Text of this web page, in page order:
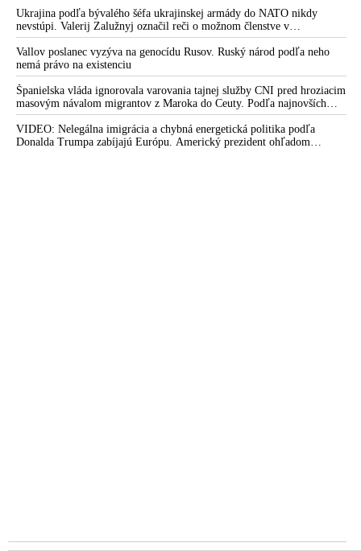
vládlo PS, Šimečka & spol.
Ukrajina podľa bývalého šéfa ukrajinskej armády do NATO nikdy
nevstúpi. Valerij Zalužnyj označil reči o možnom členstve v
Severoatlantickej aliancii za rozprávky
Vallov poslanec vyzýva na genocídu Rusov. Ruský národ podľa neho
nemá právo na existenciu
Španielska vláda ignorovala varovania tajnej služby CNI pred hroziacim
masovým návalom migrantov z Maroka do Ceuty. Podľa najnovších
správ preniklo do tejto španielskej exklávy na severe Afriky vyše 70-
tisíc migrantov
VIDEO: Nelegálna imigrácia a chybná energetická politika podľa
Donalda Trumpa zabíjajú Európu. Americký prezident ohľadom